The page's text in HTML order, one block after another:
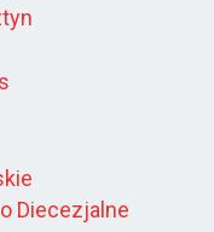
Diecezjalne